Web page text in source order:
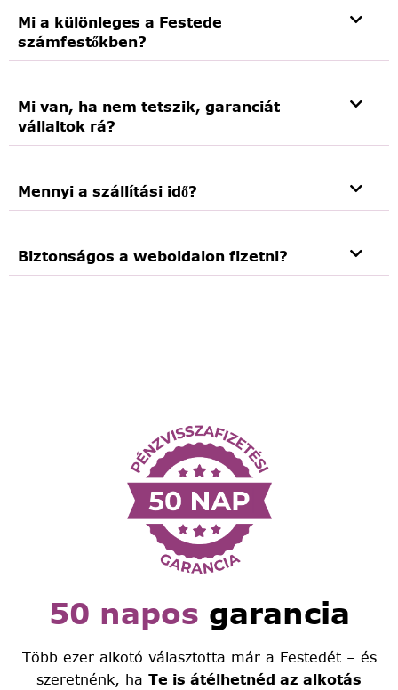
Mi a különleges a Festede
számfestőkben?
Mi van, ha nem tetszik, garanciát
vállaltok rá?
Mennyi a szállítási idő?
Biztonságos a weboldalon fizetni?
50 napos garancia
Több ezer alkotó választotta már a Festedét – és
szeretnénk, ha Te is átélhetnéd az alkotás